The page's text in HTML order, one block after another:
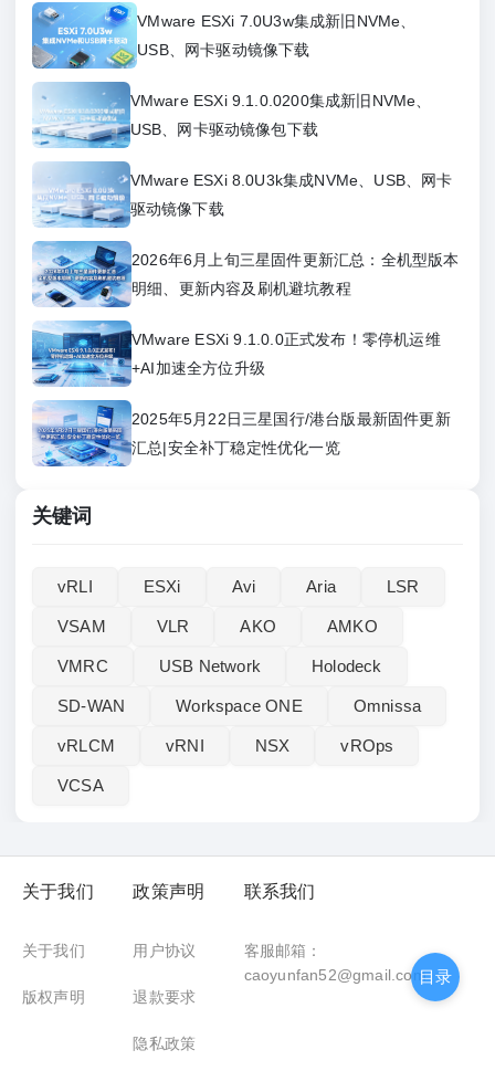
VMware ESXi 7.0U3w集成新旧NVMe、
USB、网卡驱动镜像下载
VMware ESXi 9.1.0.0200集成新旧NVMe、
USB、网卡驱动镜像包下载
VMware ESXi 8.0U3k集成NVMe、USB、网卡
驱动镜像下载
2026年6月上旬三星固件更新汇总：全机型版本
明细、更新内容及刷机避坑教程
VMware ESXi 9.1.0.0正式发布！零停机运维
+AI加速全方位升级
2025年5月22日三星国行/港台版最新固件更新
汇总|安全补丁稳定性优化一览
关键词
vRLI‌ ESXi Avi Aria LSR
VSAM VLR AKO AMKO
VMRC USB Network Holodeck
SD-WAN Workspace ONE Omnissa
vRLCM vRNI NSX vROps
VCSA
关于我们
关于我们
版权声明
政策声明
用户协议
退款要求
隐私政策
联系我们
客服邮箱：
caoyunfan52@gmail.com目录